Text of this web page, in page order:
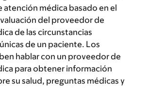
atención médica basado en el
del proveedor de
de las circunstancias
de un paciente. Los
hablar con un proveedor de
para obtener información
su salud, preguntas médicas y